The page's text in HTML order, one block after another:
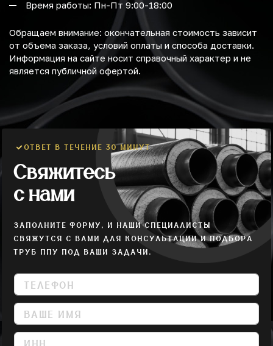
Время работы: Пн-Пт 9:00-18:00
Обращаем внимание: окончательная стоимость зависит
от объема заказа, условий оплаты и способа доставки.
Информация на сайте носит справочный характер и не
является публичной офертой.
ОТВЕТ В ТЕЧЕНИЕ 30 МИНУТ
Свяжитесь
с нами
ЗАПОЛНИТЕ ФОРМУ, И НАШИ СПЕЦИАЛИСТЫ
СВЯЖУТСЯ С ВАМИ ДЛЯ КОНСУЛЬТАЦИИ И ПОДБОРА
ТРУБ ППУ ПОД ВАШИ ЗАДАЧИ.